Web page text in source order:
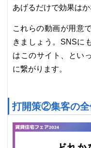
あげるだけで効果はか
これらの動画が用意
きましょう。SNSに
はこのサイト、とい
に繋がります。
打開策②集客の全